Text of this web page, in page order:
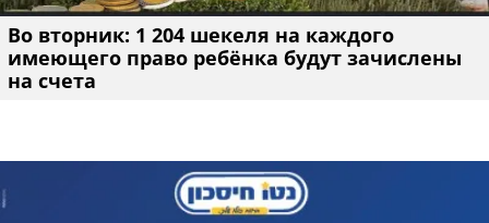
Во вторник: 1 204 шекеля на каждого
имеющего право ребёнка будут зачислены
на счета